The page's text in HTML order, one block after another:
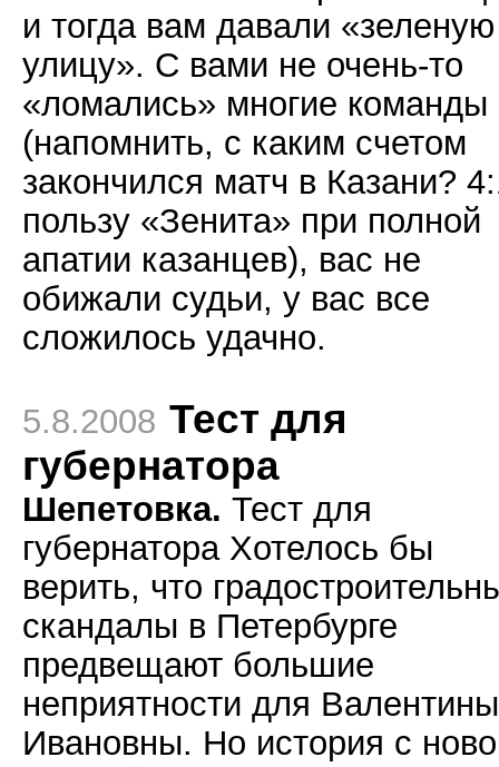
и тогда вам давали «зеленую
улицу». С вами не очень-то
«ломались» многие команды
(напомнить, с каким счетом
закончился матч в Казани?
пользу «Зенита» при полной
апатии казанцев), вас не
обижали судьи, у вас все
сложилось удачно.
5.8.2008 Тест для
губернатора
Шепетовка. Тест для
губернатора Хотелось бы
верить, что
скандалы в Петербурге
предвещают большие
неприятности для Валентины
Ивановны. Но история с